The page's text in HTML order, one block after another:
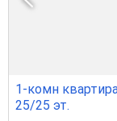
1-комн
25/25 эт.